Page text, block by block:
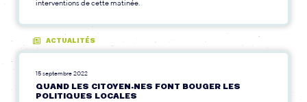
interventions de cette matinée.
ACTUALITÉS
15 septembre 2022
QUAND LES CITOYEN·NES FONT BOUGER LES
POLITIQUES LOCALES